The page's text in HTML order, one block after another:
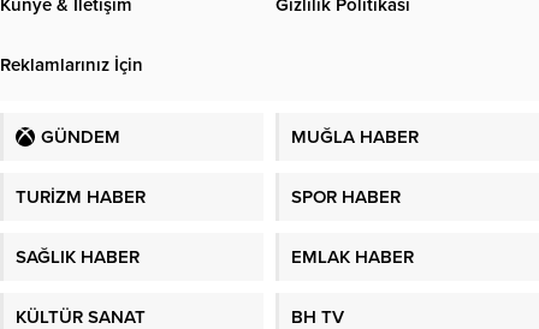
Künye & İletişim Gizlilik Politikası
Reklamlarınız İçin
GÜNDEM MUĞLA HABER
TURİZM HABER SPOR HABER
SAĞLIK HABER EMLAK HABER
KÜLTÜR SANAT BH TV